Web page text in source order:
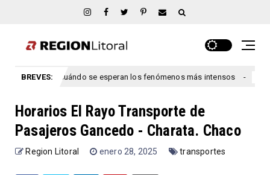
BREVES:
Ríos: cuándo se esperan los fenómenos más intensos congreso
Horarios El Rayo Transporte de
Pasajeros Gancedo - Charata. Chaco
Region Litoral enero 28, 2025 transportes